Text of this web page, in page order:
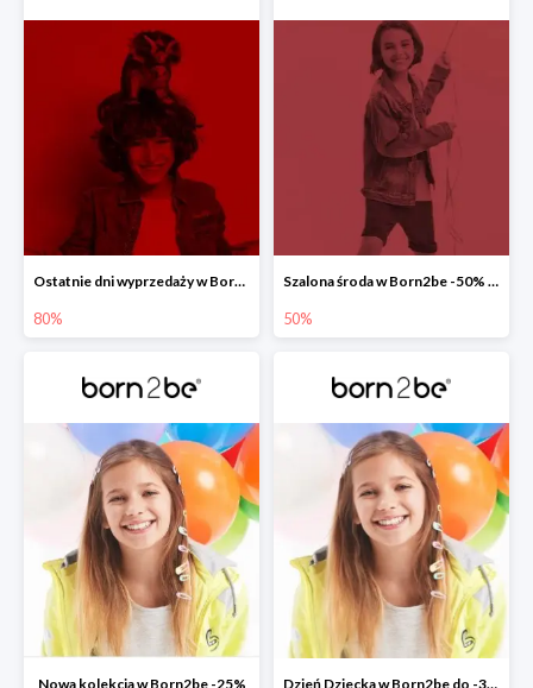
Ostatnie dni wyprzedaży w Born2be do -80%
80%
Szalona środa w Born2be -50% na co drugi produkt
50%
Nowa kolekcja w Born2be -25% Dzień Dziecka w Born2be do -30%